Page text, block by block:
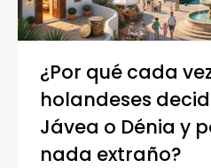
¿Por qué cada
holandeses
Jávea o Dénia y
nada extraño?